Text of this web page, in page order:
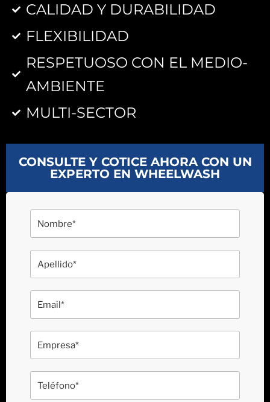
CALIDAD Y DURABILIDAD
FLEXIBILIDAD
RESPETUOSO CON EL MEDIO-
AMBIENTE
MULTI-SECTOR
CONSULTE Y COTICE AHORA CON UN
EXPERTO EN WHEELWASH